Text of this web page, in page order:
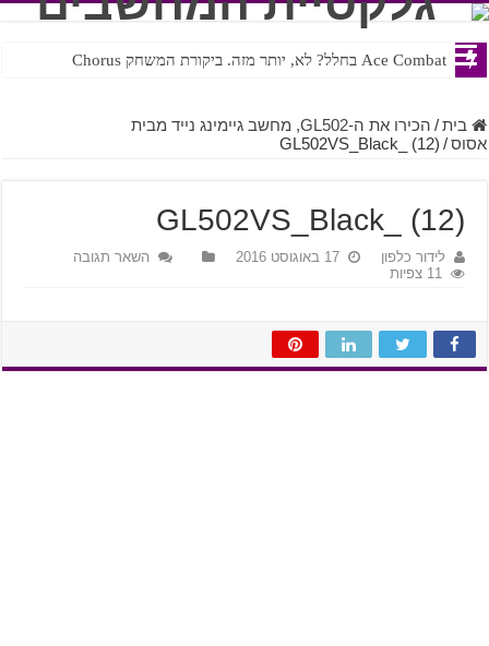
Ace Combat בחלל? לא, יותר מזה. ביקורת המשחק Chorus
Steven Universe והשירים שתורגמו בצורה נוראית לעברית
בית /
הכירו את ה-GL502, מחשב גיימינג נייד מבית
אסוס /
GL502VS_Black_ (12)
GL502VS_Black_ (12)
לידור כלפון 17 באוגוסט 2016
השאר תגובה
11 צפיות